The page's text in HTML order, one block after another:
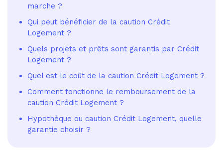
marche ?
Qui peut bénéficier de la caution Crédit
Logement ?
Quels projets et prêts sont garantis par Crédit
Logement ?
Quel est le coût de la caution Crédit Logement ?
Comment fonctionne le remboursement de la
caution Crédit Logement ?
Hypothèque ou caution Crédit Logement, quelle
garantie choisir ?